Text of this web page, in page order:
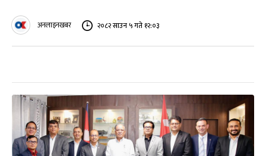
अनलाइनखबर २०८२ साउन ५ गते १२:०३